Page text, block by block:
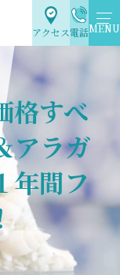
アクセス電話MENU
格すべ
アラガ
年間フ